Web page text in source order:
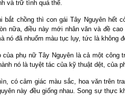
và trữ tình quá thể.
bắt chồng thì con gái Tây Nguyên hết
nữa, điều này mới nhân văn và đề
nó đã nhuốm màu tục lụy, tức là không
của phụ nữ Tây Nguyên là cả một công
nó là tuyệt tác của kỹ thuật dệt, của
có cảm giác màu sắc, hoa văn trên
này đều giống nhau. Song sự thực